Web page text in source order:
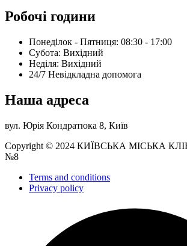
Робочі години
Понеділок - Пятниця: 08:30 - 17:00
Субота: Вихідний
Нeділя: Вихідний
24/7 Невідкладна допомога
Наша адреса
вул. Юрія Кондратюка 8, Київ
Copyright © 2024 КИЇВСЬКА МІСЬКА
№8
Terms and conditions
Privacy policy